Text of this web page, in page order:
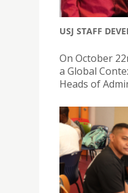
USJ STAFF
On October
a Global
Heads of